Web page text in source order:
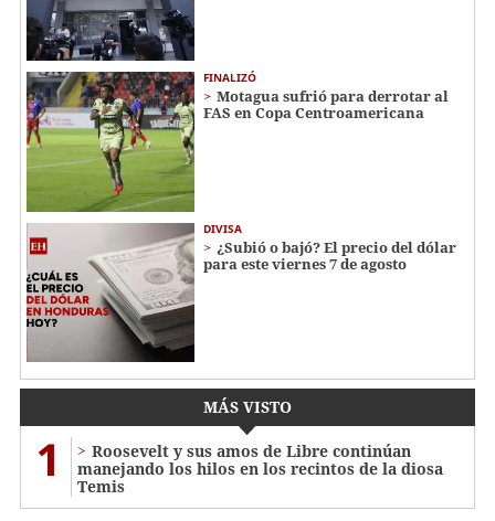
FINALIZÓ
Motagua sufrió para derrotar al
FAS en Copa Centroamericana
DIVISA
¿Subió o bajó? El precio del dólar
para este viernes 7 de agosto
MÁS VISTO
1
Roosevelt y sus amos de Libre continúan
manejando los hilos en los recintos de la diosa
Temis